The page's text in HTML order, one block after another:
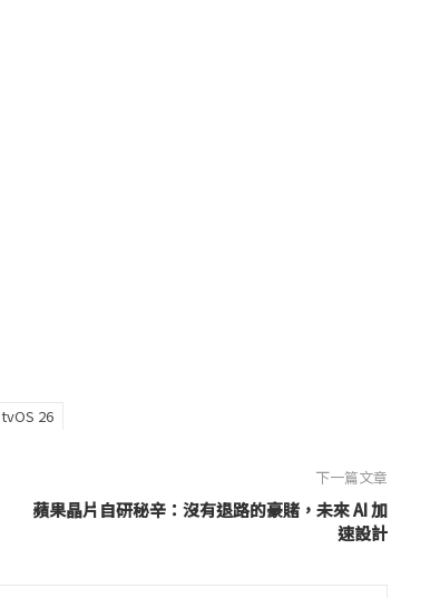
tvOS 26
下一篇文章
蘋果晶片自研秘辛：沒有退路的豪賭，未來 AI 加
速設計